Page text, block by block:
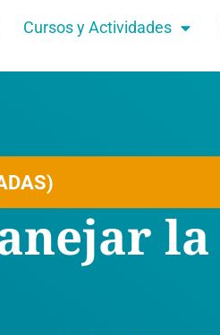
Cursos y Actividades
la